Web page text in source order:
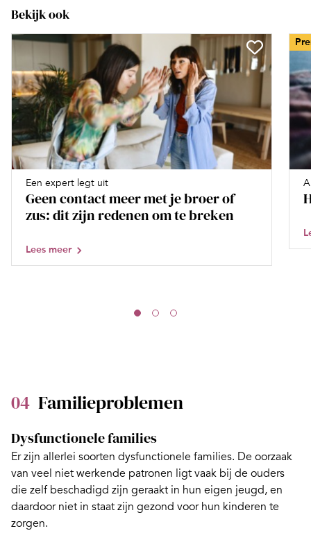
Bekijk ook
Een expert legt uit
Geen contact meer met je broer of
zus: dit zijn redenen om te breken
Lees meer
04 Familieproblemen
Dysfunctionele families
Er zijn allerlei soorten dysfunctionele families. De oorzaak
van veel niet werkende patronen ligt vaak bij de ouders
die zelf beschadigd zijn geraakt in hun eigen jeugd, en
daardoor niet in staat zijn gezond voor hun kinderen te
zorgen.